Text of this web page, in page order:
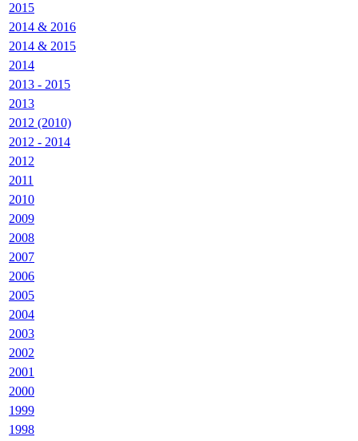
2015
2014 & 2016
2014 & 2015
2014
2013 - 2015
2013
2012 (2010)
2012 - 2014
2012
2011
2010
2009
2008
2007
2006
2005
2004
2003
2002
2001
2000
1999
1998